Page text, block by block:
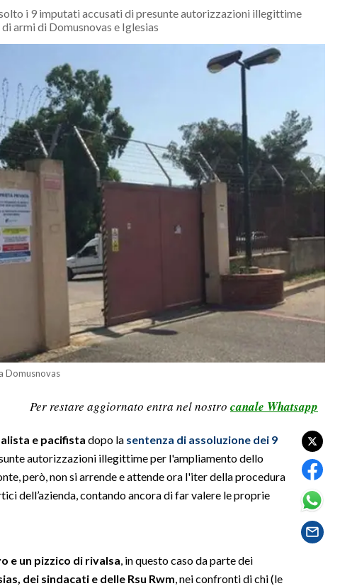
i 9 imputati accusati di presunte autorizzazioni illegittime
armi di Domusnovas e Iglesias
Domusnovas
Per restare aggiornato entra nel nostro canale Whatsapp
e pacifista dopo la sentenza di assoluzione dei 9
autorizzazioni illegittime per l'ampliamento dello
però, non si arrende e attende ora l'iter della procedura
dell’azienda, contando ancora di far valere le proprie
e un pizzico di rivalsa, in questo caso da parte dei
dei sindacati e delle Rsu Rwm, nei confronti di chi (le